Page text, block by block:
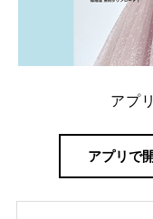
アプ
アプリで